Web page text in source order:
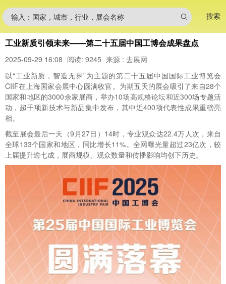
输入：国家，城市，行业，展会名称 搜索
工业新质引领未来——第二十五届中国工博会成果盘点
2025-09-29 16:08 阅读: 9245 来源 : 去展网
以“工业新质，智造无界”为主题的第二十五届中国国际工业博览会
CIIF在上海国家会展中心圆满收官。为期五天的展会吸引了来自28个
国家和地区的3000余家展商，举办10场高规格论坛和近300场专题活
动，超千项新技术与新品集中发布，其中近400项代表性成果重磅亮
相。
截至展会最后一天（9月27日）14时，专业观众达22.4万人次，来自
全球133个国家和地区，同比增长11%。全网曝光量超过23亿次，较
上届提升逾七成，展商规模、观众数量和传播影响均创下历史。